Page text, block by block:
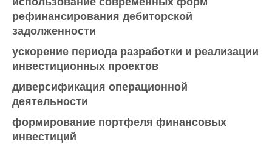
рефинансирования дебиторской
задолженности
ускорение периода разработки и реализации
инвестиционных проектов
диверсификация операционной
деятельности
формирование портфеля финансовых
инвестиций